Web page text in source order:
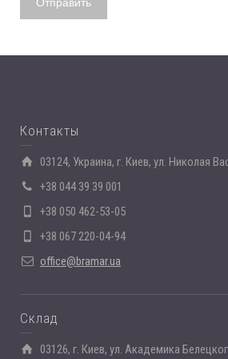
Контакты
03124, Украина, г. Киев, ул. Николая
+38 044 39 39 001
+38 050 462-53-05
+38 067 220-04-94
office@bramar.ua
Склад
03126, г. Киев, ул. Академика